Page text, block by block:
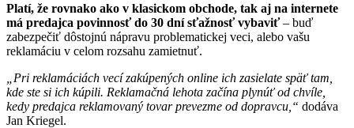
Platí, že rovnako ako v klasickom obchode, tak aj na internete
má predajca povinnosť do 30 dní sťažnosť vybaviť– buď
zabezpečiť dôstojnú nápravu problematickej veci, alebo vašu
reklamáciu v celom rozsahu zamietnuť.
„Pri reklamáciách vecí zakúpených online ich zasielate späť tam,
kde ste si ich kúpili. Reklamačná lehota začína plynúť od chvíle,
kedy predajca reklamovaný tovar prevezme od dopravcu,“ dodáva
Jan Kriegel.